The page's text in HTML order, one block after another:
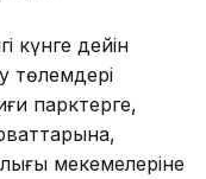
күнге дейін
төлемдері
парктерге,
мекемелеріне